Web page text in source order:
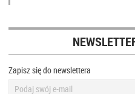
Zapisz się do newslettera